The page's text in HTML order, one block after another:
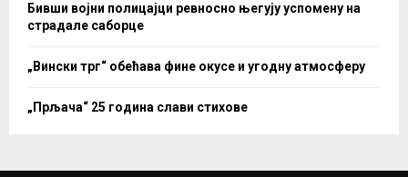
Бивши војни полицајци ревносно његују успомену на
страдале саборце
„Вински трг“ обећава фине окусе и угодну атмосферу
„Прљача“ 25 година слави стихове